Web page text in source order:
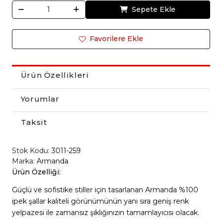
Sepete Ekle
Favorilere Ekle
Ürün Özellikleri
Yorumlar
Taksit
Stok Kodu:3011-259
Marka: Armanda
Ürün Özelliği:
Güçlü ve sofistike stiller için tasarlanan Armanda %100
ipek şallar kaliteli görünümünün yanı sıra geniş renk
yelpazesi ile zamansız şıklığınızın tamamlayıcısı olacak.